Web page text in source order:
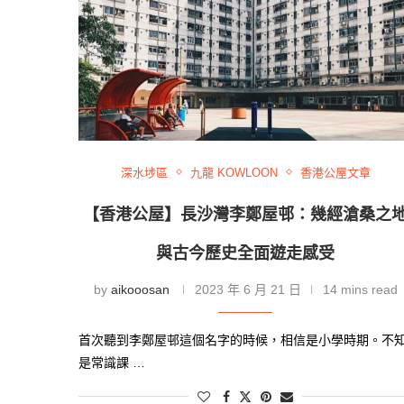
深水埗區 九龍 KOWLOON 香港公屋文章
【香港公屋】長沙灣李鄭屋邨：幾經滄桑之
與古今歷史全面遊走感受
by aikooosan 2023 年 6 月 21 日 14 mins read
首次聽到李鄭屋邨這個名字的時候，相信是小學時期。不
是常識課 …